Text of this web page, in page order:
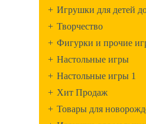
+ Игрушки для детей
+ Творчество
+ Фигурки и прочие
+ Настольные игры
+ Настольные игры 1
+ Хит Продаж
+ Товары для